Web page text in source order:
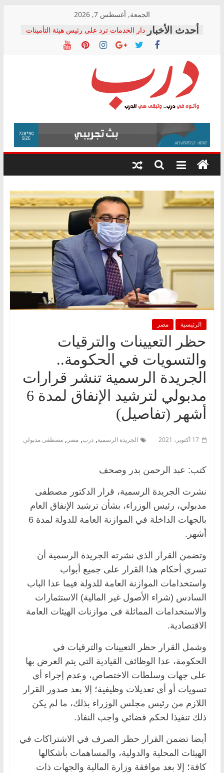
content
الجمعة, أغسطس 7, 2026
دار الخدمات ترد على رئيس هيئة التأمينات
بعد مؤتمره الصحفي: إنكار الأزمة لا ينهي
معاناة أصحاب المعاشات.. ونطالب بكشف
فرحات سليمان يكتب: القطاع الصحي إلى
أين؟
حزب التحالف الشعبي يطلق لجنة “الحق
في الصحة” بالإسكندرية لرصد الانتهاكات
ودعم المرضى
الوزاري لمدينة الصحفيين.. وانتهاء أعمال
إنشاء المبنى الإداري
المجلس القومي لحقوق الإنسان يعلن
متابعة قضية الدكتور محمد زهران.. ويؤكد:
قرينة البراءة وضمانات المحاكمة العادلة
درب
وأتوه
درب..
وتبقى
هي
الرئيسية مصر
حظر التعيينات والترقيات
والتسويات في الحكومة..
الجريدة الرسمية تنشر قرارات
مدبولي لترشيد الإنفاق لمدة 6
أشهر (تفاصيل)
17 أكتوبر، 2021 الجريدة الرسمية, درب, مصر , مصطفى مدبولي
كتب: عبد الرحمن بدر وصحف
نشرت الجريدة الرسمية، قرار الدكتور مصطفى
مدبولي، رئيس الوزراء، بشأن ترشيد الإنفاق العام
بالجهات الداخلة في الموازنة العامة للدولة لمدة 6
أشهر.
وتضمن القرار الذي نشرته الجريدة الرسمية أن
تسري أحكام هذا القرار على جميع أبواب
واستخدامات الموازنة العامة للدولة فيما عدا الباب
السادس (شراء الأصول غير المالية) الاستثمارات
والاستخدامات المماثلة فى موازنات الهيئات العامة
الاقتصادية.
وشمل القرار حظر التعيينات والترقيات في
الحكومة، عدا الوظائف القيادية التي يتم العرض بها
على جهات وسلطات الاختصاص، وعدم إجراء أي
تسويات أو أي تعديلات وظيفية؛ إلا بعد صدور القرار
اللازم من رئيس مجلس الوزراء بذلك، ما لم يكن
ذلك تنفيذا لحكم قضائي واجب النفاذ.
أيضا تضمن القرار حظر الصرف في الاشتراكات في
الهيئات المحلية والدولية، والمساهمات بأشكالها
كافة؛ إلا بعد موافقة وزارة المالية والجهات ذات